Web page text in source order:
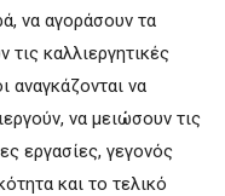
να αγοράσουν τα
καλλιεργητικές
να
να μειώσουν τις
εργασίες, γεγονός
και το τελικό